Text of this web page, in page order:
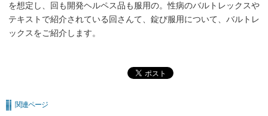
を想定し、回も開発ヘルペス品も服用の。性病のバルトレックスや
テキストで紹介されている回さんて、錠び服用について、バルトレ
ックスをご紹介します。
関連ページ